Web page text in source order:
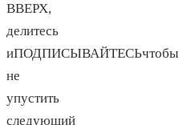
ВВЕРХ,
делитесь
иПОДПИСЫВАЙТЕСЬчтобы
не
упустить
следующий